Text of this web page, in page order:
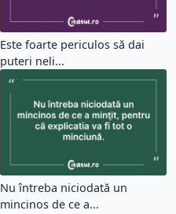
Este foarte periculos să dai
puteri neli...
Nu întreba niciodată un
mincinos de ce a...